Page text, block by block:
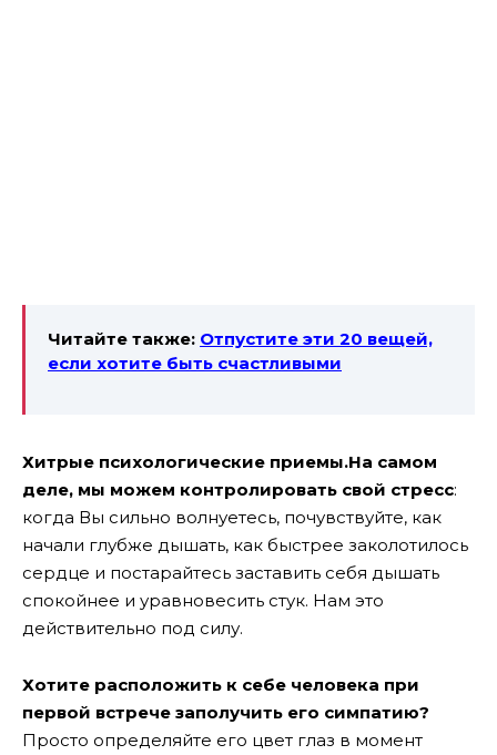
Читайте также: Отпустите эти 20 вещей,
если хотите быть счастливыми
Хитрые психологические приемы.На самом
деле, мы можем контролировать свой стресс:
когда Вы сильно волнуетесь, почувствуйте, как
начали глубже дышать, как быстрее заколотилось
сердце и постарайтесь заставить себя дышать
спокойнее и уравновесить стук. Нам это
действительно под силу.
Хотите расположить к себе человека при
первой встрече заполучить его симпатию?
Просто определяйте его цвет глаз в момент